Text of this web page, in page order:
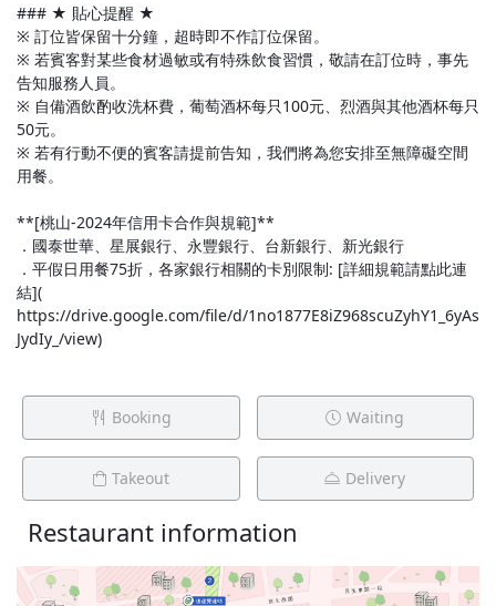
### ★ 貼心提醒 ★
※ 訂位皆保留十分鐘，超時即不作訂位保留。
※ 若賓客對某些食材過敏或有特殊飲食習慣，敬請在訂位時，事先
告知服務人員。
※ 自備酒飲酌收洗杯費，葡萄酒杯每只100元、烈酒與其他酒杯每只
50元。
※ 若有行動不便的賓客請提前告知，我們將為您安排至無障礙空間
用餐。
**[桃山-2024年信用卡合作與規範]**
．國泰世華、星展銀行、永豐銀行、台新銀行、新光銀行
．平假日用餐75折，各家銀行相關的卡別限制: [詳細規範請點此連
結](
https://drive.google.com/file/d/1no1877E8iZ968scuZyhY1_6yAs
JydIy_/view)
Booking Waiting
Takeout Delivery
Restaurant information